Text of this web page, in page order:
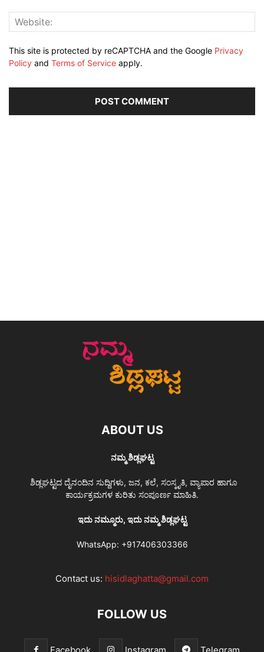
This site is protected by reCAPTCHA and the Google Privacy
Policy and Terms of Service apply.
ABOUT US
ನಮ್ಮ ಶಿಡ್ಲಘಟ್ಟ
ಶಿಡ್ಲಘಟ್ಟದ ದೈನಂದಿನ ಸುದ್ದಿಗಳು, ಜನ, ಕಲೆ, ಸಂಸ್ಕೃತಿ, ವ್ಯಾಪಾರ ಹಾಗೂ
ಕಾರ್ಯಕ್ರಮಗಳ ಕುರಿತು ಸಂಪೂರ್ಣ ಮಾಹಿತಿ.
ಇದು ನಮ್ಮೂರು, ಇದು ನಮ್ಮ ಶಿಡ್ಲಘಟ್ಟ
WhatsApp: +917406303366
Contact us: hisidlaghatta@gmail.com
FOLLOW US